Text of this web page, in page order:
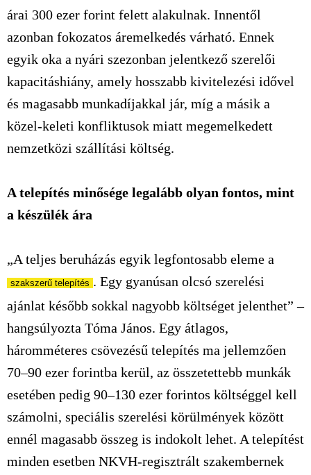
árai 300 ezer forint felett alakulnak. Innentől
azonban fokozatos áremelkedés várható. Ennek
egyik oka a nyári szezonban jelentkező szerelői
kapacitáshiány, amely hosszabb kivitelezési idővel
és magasabb munkadíjakkal jár, míg a másik a
közel-keleti konfliktusok miatt megemelkedett
nemzetközi szállítási költség.
A telepítés minősége legalább olyan fontos, mint
a készülék ára
„A teljes beruházás egyik legfontosabb eleme a
szakszerű telepítés . Egy gyanúsan olcsó szerelési
ajánlat később sokkal nagyobb költséget jelenthet” –
hangsúlyozta Tóma János. Egy átlagos,
háromméteres csövezésű telepítés ma jellemzően
70–90 ezer forintba kerül, az összetettebb munkák
esetében pedig 90–130 ezer forintos költséggel kell
számolni, speciális szerelési körülmények között
ennél magasabb összeg is indokolt lehet. A telepítést
minden esetben NKVH-regisztrált szakembernek